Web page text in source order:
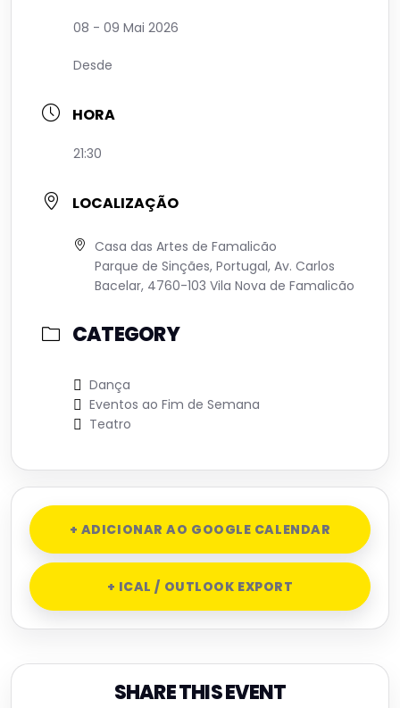
08 - 09 Mai 2026
Desde
HORA
21:30
LOCALIZAÇÃO
Casa das Artes de Famalicão
Parque de Sinçães, Portugal, Av. Carlos
Bacelar, 4760-103 Vila Nova de Famalicão
CATEGORY
Dança
Eventos ao Fim de Semana
Teatro
+ ADICIONAR AO GOOGLE CALENDAR
+ ICAL / OUTLOOK EXPORT
SHARE THIS EVENT